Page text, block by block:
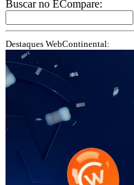
Buscar no ECompare:
Destaques WebContinental: